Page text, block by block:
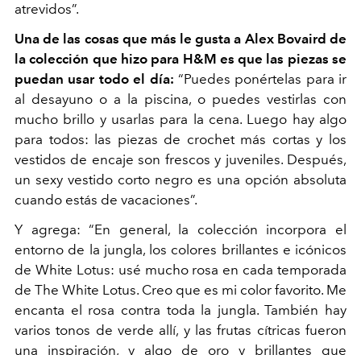
atrevidos”.
Una de las cosas que más le gusta a Alex Bovaird de
la colección que hizo para H&M es que las piezas se
puedan usar todo el día: “Puedes ponértelas para ir
al desayuno o a la piscina, o puedes vestirlas con
mucho brillo y usarlas para la cena. Luego hay algo
para todos: las piezas de crochet más cortas y los
vestidos de encaje son frescos y juveniles. Después,
un sexy vestido corto negro es una opción absoluta
cuando estás de vacaciones”.
Y agrega: “En general, la colección incorpora el
entorno de la jungla, los colores brillantes e icónicos
de White Lotus: usé mucho rosa en cada temporada
de The White Lotus. Creo que es mi color favorito. Me
encanta el rosa contra toda la jungla. También hay
varios tonos de verde allí, y las frutas cítricas fueron
una inspiración, y algo de oro y brillantes que